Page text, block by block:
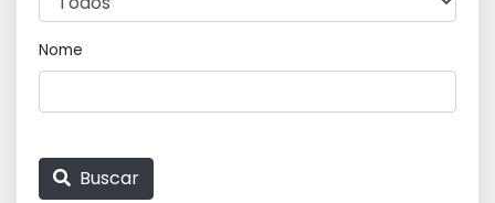
Nome
Buscar